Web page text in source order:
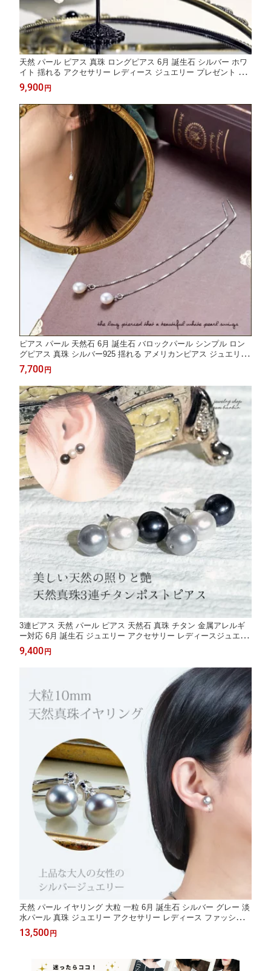
天然 パール ピアス 真珠 ロングピアス 6月 誕生石 シルバー ホワ
イト 揺れる アクセサリー レディース ジュエリー プレゼント フ
ァッション 品質保証 30代 40代 50代 60代 送料無料 ラッピング無
料
9,900 円
ピアス パール 天然石 6月 誕生石 バロックパール シンプル ロン
グピアス 真珠 シルバー925 揺れる アメリカンピアス ジュエリー
アクセサリー レディース ファッション 品質保証 30代 40代 50代
60代 プレゼント 送料無料
7,700 円
3連ピアス 天然 パール ピアス 天然石 真珠 チタン 金属アレルギ
ー対応 6月 誕生石 ジュエリー アクセサリー レディースジュエリ
ー ファッション 品質保証 30代 40代 50代 60代 おすすめ プレゼ
ント 送料無料
9,400 円
天然 パール イヤリング 大粒 一粒 6月 誕生石 シルバー グレー 淡
水パール 真珠 ジュエリー アクセサリー レディース ファッション
プレゼント 本物 母へ 妻へ 品質保証 30代 40代 50代 60代 送料無
料 ラッピング無料
13,500 円